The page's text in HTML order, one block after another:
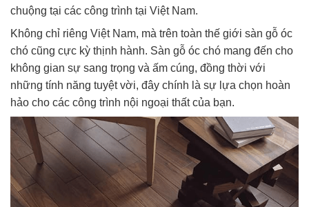
chuộng tại các công trình tại Việt Nam.
Không chỉ riêng Việt Nam, mà trên toàn thế giới sàn gỗ óc
chó cũng cực kỳ thịnh hành. Sàn gỗ óc chó mang đến cho
không gian sự sang trọng và ấm cúng, đồng thời với
những tính năng tuyệt vời, đây chính là sự lựa chọn hoàn
hảo cho các công trình nội ngoại thất của bạn.